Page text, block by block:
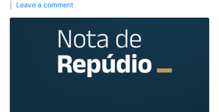
Leave a comment